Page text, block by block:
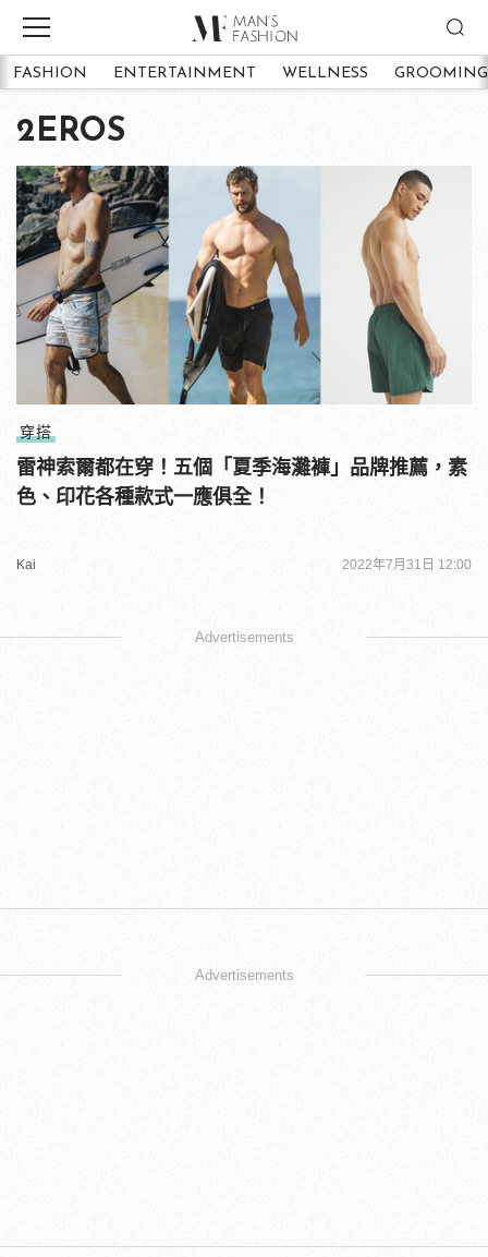
FASHION ENTERTAINMENT WELLNESS GROOMING
2EROS
穿搭
雷神索爾都在穿！五個「夏季海灘褲」品牌推薦，素
色、印花各種款式一應俱全！
Kai 2022年7月31日 12:00
Advertisements
Advertisements